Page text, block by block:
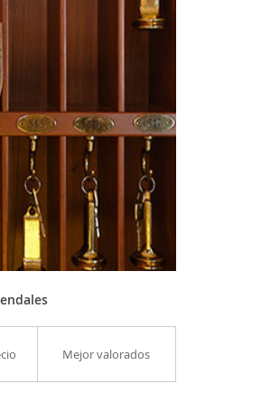
Mejor valorados